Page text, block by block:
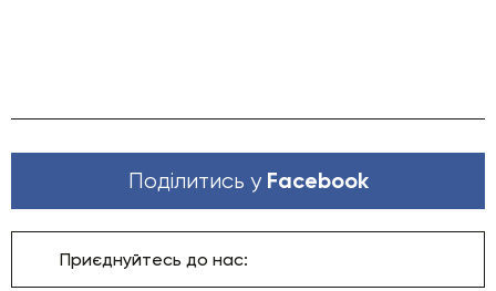
Поділитись у Facebook
Приєднуйтесь до нас: